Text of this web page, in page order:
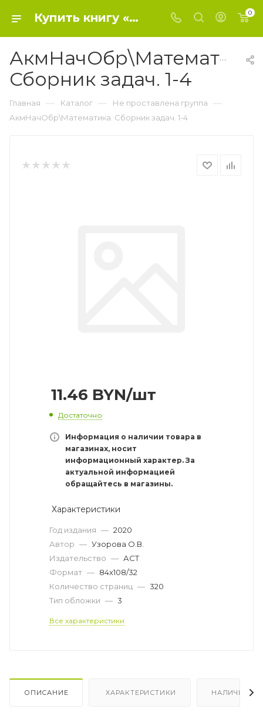
Купить книгу «АкмНачОбр\Математика. Сборник задач. 1-4» 2020, Узорова О.В. - Не проставлена группа 0
АкмНачОбр\Математика.
Сборник задач. 1-4
Главная — Каталог — Не проставлена группа —
АкмНачОбр\Математика. Сборник задач. 1-4
11.46 BYN/шт
Достаточно
Информация о наличии товара в
магазинах, носит
информационный характер. За
актуальной информацией
обращайтесь в магазины.
Характеристики
Год издания — 2020
Автор — Узорова О.В.
Издательство — АСТ
Формат — 84x108/32
Количество страниц — 320
Тип обложки — 3
Все характеристики
ОПИСАНИЕ ХАРАКТЕРИСТИКИ НАЛИЧИЕ